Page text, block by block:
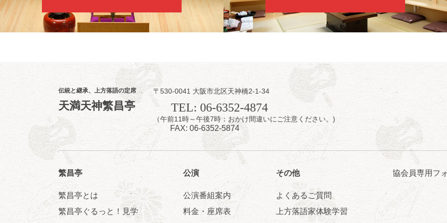
（ジャグリング）／笑福亭松枝（※…配信はございません）
★菟道亭 配信あり
夜 8月 10日（月）
桂慶治朗 月例奮闘落語会 八月席
桂慶治朗「鉄砲勇助」「植木屋娘」ほか一席／桂弥壱「開口一番」
開演：午後6時45分（6時15分開場）全席指定
前売2,000円 当日2,500円
お問合せ：慶治朗落語会事務局 090-8126-2020
★菟道亭配信あり 配信の購入はこちらをクリック
伝統と継承、上方落語の定席
天満天神繁昌亭
〒530-0041 大阪市北区天神橋2-1-34
TEL: 06-6352-4874
（午前11時～午後7時：おかけ間違いにご注意ください。)
FAX: 06-6352-5874
繁昌亭
繁昌亭とは
繁昌亭ぐるっと！見学
公演
公演番組案内
料金・座席表
その他
よくあるご質問
上方落語家体験学習
協会員専用フ